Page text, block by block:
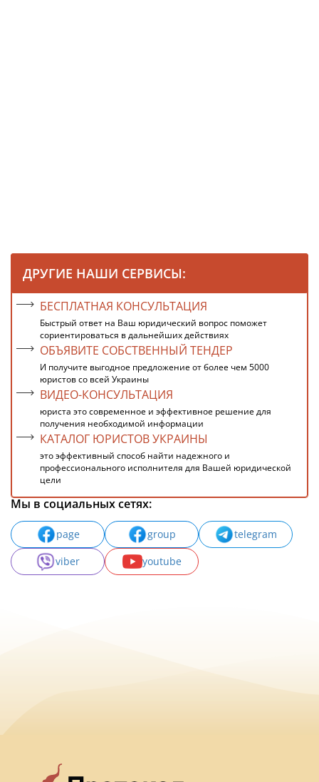
ДРУГИЕ НАШИ СЕРВИСЫ:
БЕСПЛАТНАЯ КОНСУЛЬТАЦИЯ
Быстрый ответ на Ваш юридический вопрос поможет
сориентироваться в дальнейших действиях
ОБЪЯВИТЕ СОБСТВЕННЫЙ ТЕНДЕР
И получите выгодное предложение от более чем 5000
юристов со всей Украины
ВИДЕО-КОНСУЛЬТАЦИЯ
юриста это современное и эффективное решение для
получения необходимой информации
КАТАЛОГ ЮРИСТОВ УКРАИНЫ
это эффективный способ найти надежного и
профессионального исполнителя для Вашей юридической
цели
Мы в социальных сетях:
page group
telegram
viber
youtube